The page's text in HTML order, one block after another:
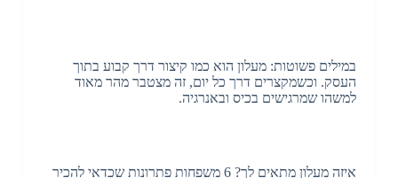
במילים פשוטות: מעלון הוא כמו קיצור דרך קבוע בתוך
העסק. וכשמקצרים דרך כל יום, זה מצטבר מהר מאוד
למשהו שמרגישים בכיס ובאנרגיה.
איזה מעלון מתאים לך? 6 משפחות פתרונות שכדאי להכיר